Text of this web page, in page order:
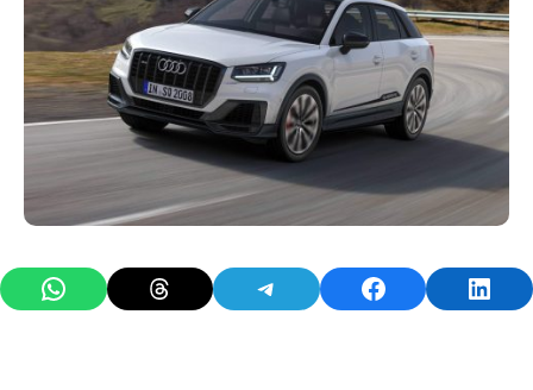
Share on WhatsAppShare on ThreadsShare on TelegramShare on Facebook